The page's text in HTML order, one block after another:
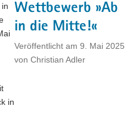
Wettbewerb »Ab
in die Mitte!«
Veröffentlicht am 9. Mai 2025
von Christian Adler
in